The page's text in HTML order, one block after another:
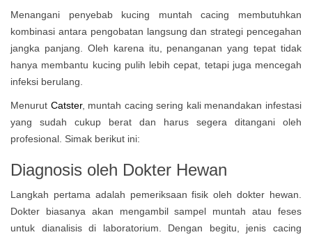
Menangani penyebab kucing muntah cacing membutuhkan
kombinasi antara pengobatan langsung dan strategi pencegahan
jangka panjang. Oleh karena itu, penanganan yang tepat tidak
hanya membantu kucing pulih lebih cepat, tetapi juga mencegah
infeksi berulang.
Menurut Catster, muntah cacing sering kali menandakan infestasi
yang sudah cukup berat dan harus segera ditangani oleh
profesional. Simak berikut ini:
Diagnosis oleh Dokter Hewan
Langkah pertama adalah pemeriksaan fisik oleh dokter hewan.
Dokter biasanya akan mengambil sampel muntah atau feses
untuk dianalisis di laboratorium. Dengan begitu, jenis cacing